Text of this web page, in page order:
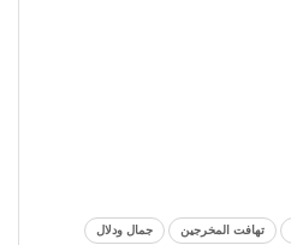
تهافت المخرجين جمال ودلال